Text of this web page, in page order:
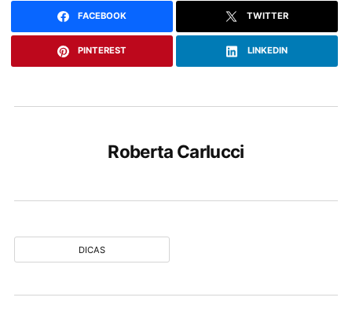
FACEBOOK TWITTER
PINTEREST LINKEDIN
Roberta Carlucci
DICAS